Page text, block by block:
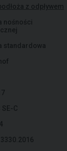
z odpływem
nośności
standardowa
SE-C